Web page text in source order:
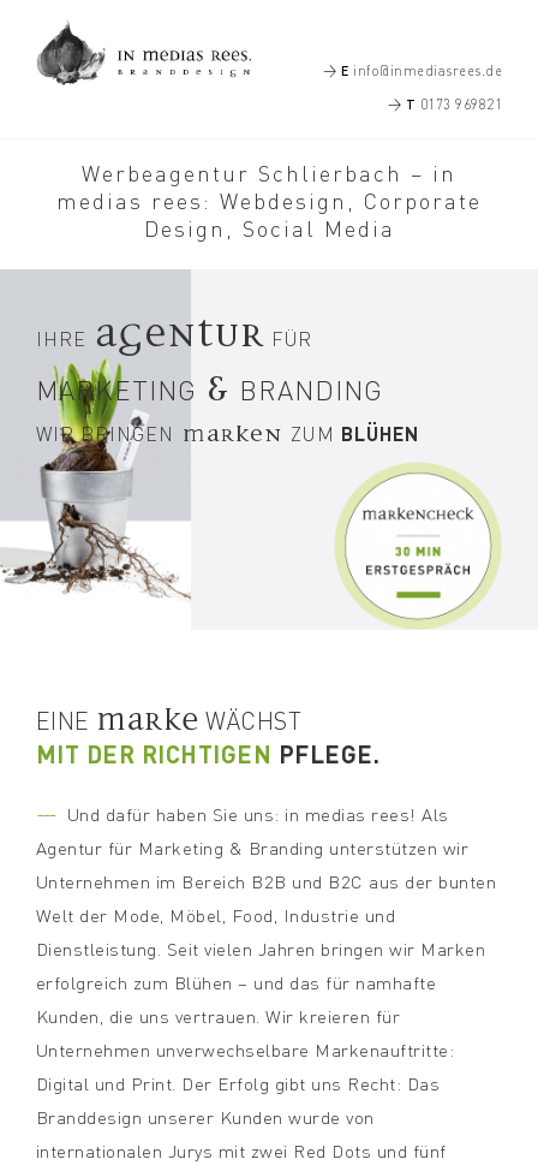
Inhalt
springen
> E info@inmediasrees.de
> T 0173 969821
Werbeagentur Schlierbach – in
medias rees: Webdesign, Corporate
Design, Social Media
IHRE AGENTUR FÜR
MARKETING & BRANDING
WIR BRINGEN marken ZUM BLÜHEN
EINE MARKE WÄCHST
MIT DER RICHTIGEN
PFLEGE.
---
Und dafür haben Sie uns: in medias rees! Als
Agentur für Marketing & Branding unterstützen wir
Unternehmen im Bereich B2B und B2C aus der bunten
Welt der Mode, Möbel, Food, Industrie und
Dienstleistung. Seit vielen Jahren bringen wir Marken
erfolgreich zum Blühen – und das für namhafte
Kunden, die uns vertrauen. Wir kreieren für
Unternehmen unverwechselbare Markenauftritte:
Digital und Print. Der Erfolg gibt uns Recht: Das
Branddesign unserer Kunden wurde von
internationalen Jurys mit zwei Red Dots und fünf